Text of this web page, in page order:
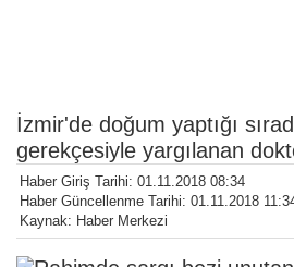
İzmir'de doğum yaptığı
gerekçesiyle yargılanan
Haber Giriş Tarihi: 01.11.2018 08:34
Haber Güncellenme Tarihi: 01.11.2018
Kaynak: Haber Merkezi